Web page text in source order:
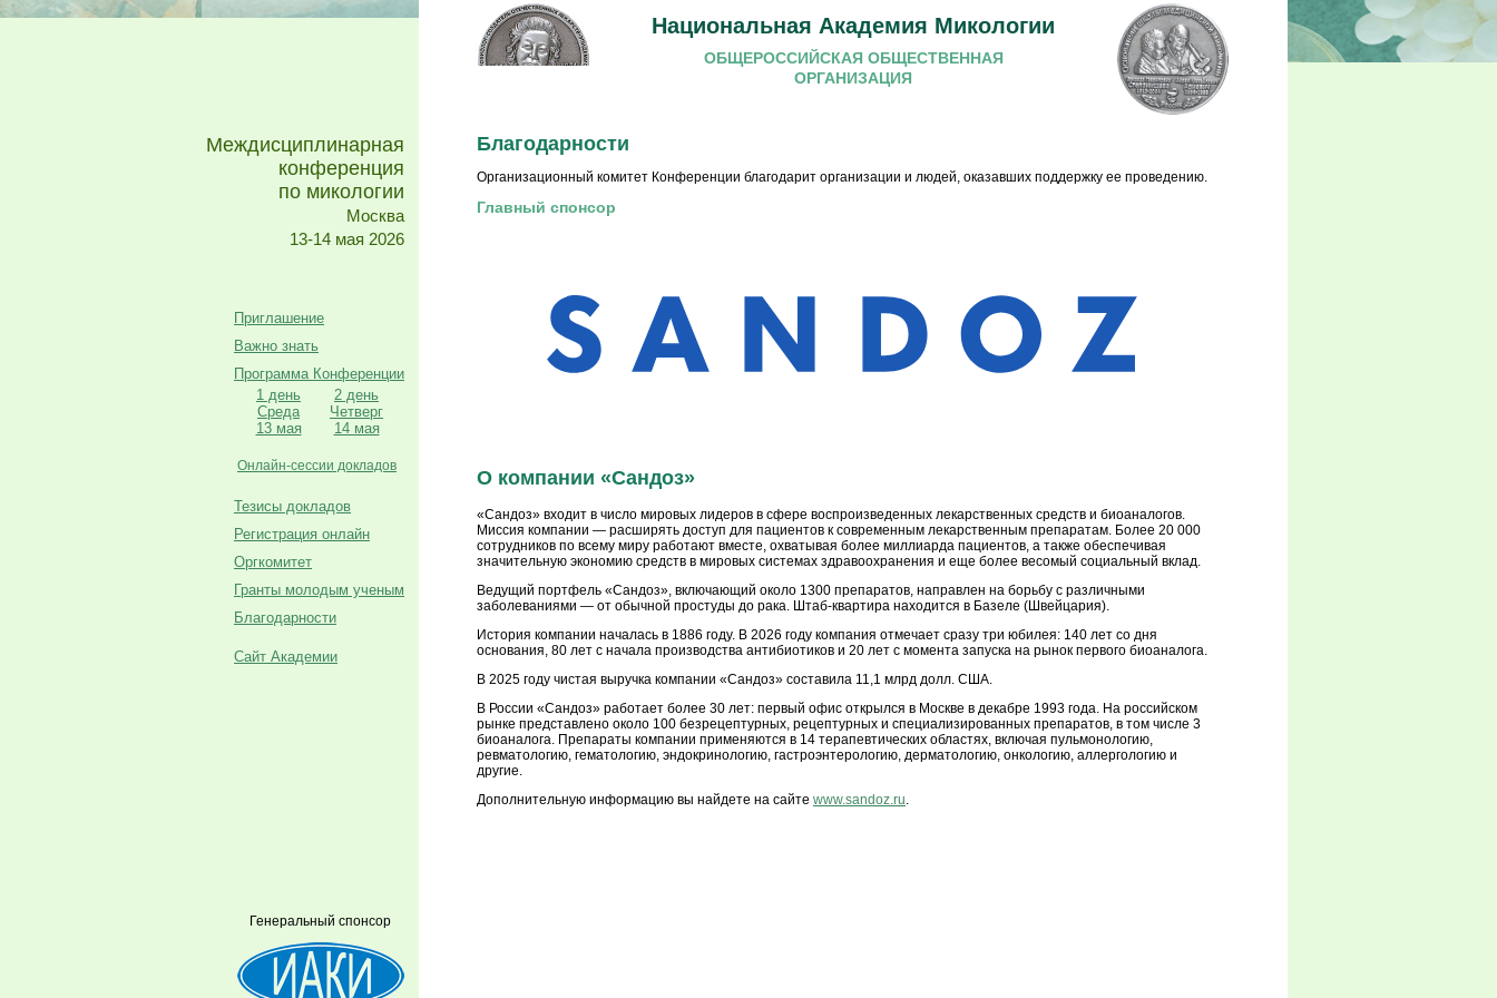
Междисциплинарная
конференция
по микологии
Москва
13-14 мая 2026
Приглашение
Важно знать
Программа Конференции
1 день
Среда
13 мая
2 день
Четверг
14 мая
Онлайн-сессии докладов
Тезисы докладов
Регистрация онлайн
Оргкомитет
Гранты молодым ученым
Благодарности
Сайт Академии
Генеральный спонсор
Национальная Академия Микологии
ОБЩЕРОССИЙСКАЯ ОБЩЕСТВЕННАЯ
ОРГАНИЗАЦИЯ
Благодарности
Организационный комитет Конференции благодарит организации и людей, оказавших поддержку ее проведению.
Главный спонсор
О компании «Сандоз»
«Сандоз» входит в число мировых лидеров в сфере воспроизведенных лекарственных средств и биоаналогов.
Миссия компании — расширять доступ для пациентов к современным лекарственным препаратам. Более 20 000
сотрудников по всему миру работают вместе, охватывая более миллиарда пациентов, а также обеспечивая
значительную экономию средств в мировых системах здравоохранения и еще более весомый социальный вклад.
Ведущий портфель «Сандоз», включающий около 1300 препаратов, направлен на борьбу с различными
заболеваниями — от обычной простуды до рака. Штаб-квартира находится в Базеле (Швейцария).
История компании началась в 1886 году. В 2026 году компания отмечает сразу три юбилея: 140 лет со дня
основания, 80 лет с начала производства антибиотиков и 20 лет с момента запуска на рынок первого биоаналога.
В 2025 году чистая выручка компании «Сандоз» составила 11,1 млрд долл. США.
В России «Сандоз» работает более 30 лет: первый офис открылся в Москве в декабре 1993 года. На российском
рынке представлено около 100 безрецептурных, рецептурных и специализированных препаратов, в том числе 3
биоаналога. Препараты компании применяются в 14 терапевтических областях, включая пульмонологию,
ревматологию, гематологию, эндокринологию, гастроэнтерологию, дерматологию, онкологию, аллергологию и
другие.
Дополнительную информацию вы найдете на сайте www.sandoz.ru.